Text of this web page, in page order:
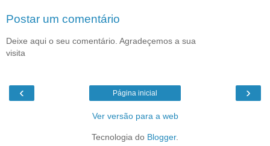
Postar um comentário
Deixe aqui o seu comentário. Agradeçemos a sua
visita
‹ ›
Página inicial
Ver versão para a web
Tecnologia do Blogger.